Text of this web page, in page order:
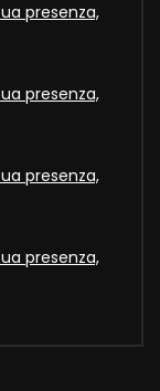
presenza,
presenza,
presenza,
presenza,